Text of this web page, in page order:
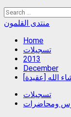
Search
for:
منتدى القلمون
Home
تسجيلات
2013
December
الله
تسجيلات
ومحاضرات